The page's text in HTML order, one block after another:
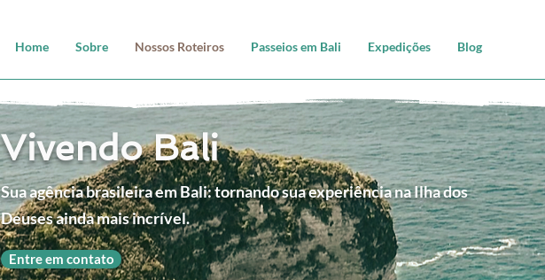
Home Sobre Nossos Roteiros Passeios em Bali Expedições Blog
Vivendo Bali
Sua agência brasileira em Bali: tornando sua experiência na Ilha dos
Deuses ainda mais incrível.
Entre em contato